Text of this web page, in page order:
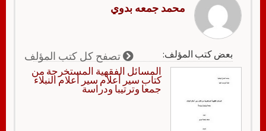
محمد جمعه بدوي
بعض كتب المؤلف: تصفح كل كتب المؤلف
المسائل الفقهية المستخرجة من
كتاب سير أعلام سير أعلام النبلاء
جمعا وترتيبا ودراسة